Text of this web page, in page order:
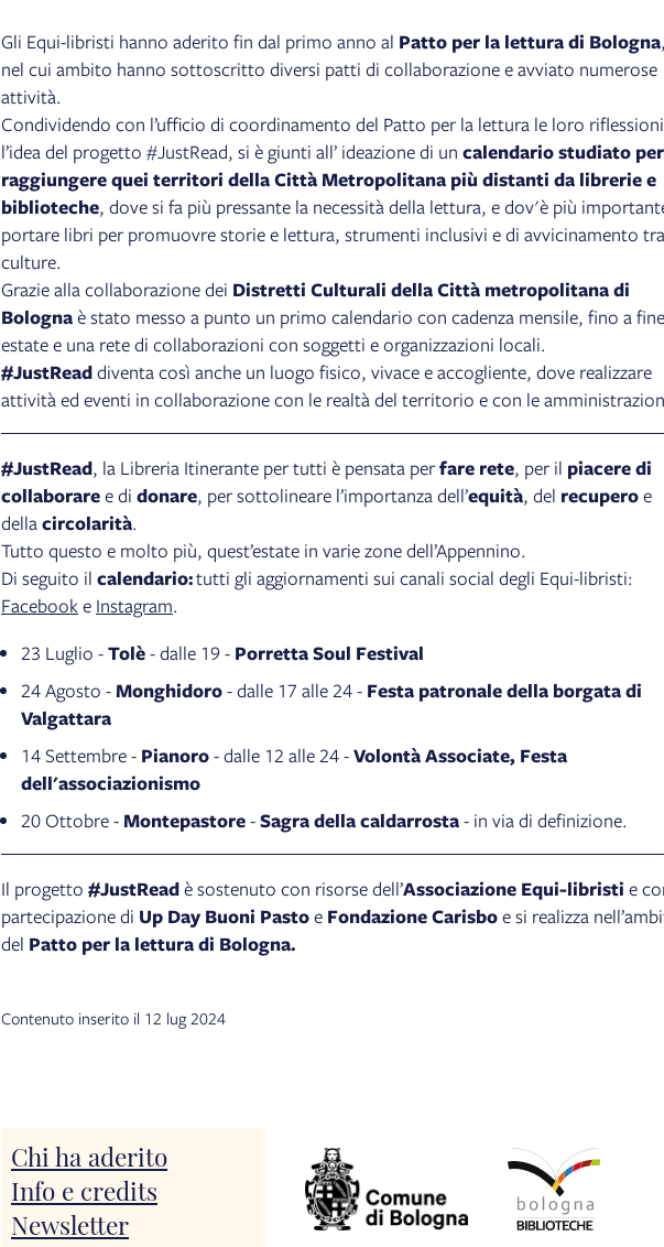
Gli Equi-libristi hanno aderito fin dal primo anno al Patto per la lettura di Bologna,
nel cui ambito hanno sottoscritto diversi patti di collaborazione e avviato numerose
attività.
Condividendo con l’ufficio di coordinamento del Patto per la lettura le loro
l’idea del progetto #JustRead, si è giunti all’ ideazione di un calendario studiato per
raggiungere quei territori della Città Metropolitana più distanti da librerie e
biblioteche, dove si fa più pressante la necessità della lettura, e dov'è più
portare libri per promuovre storie e lettura, strumenti inclusivi e di avvicinamento
culture.
Grazie alla collaborazione dei Distretti Culturali della Città metropolitana di
Bolognaè stato messo a punto un primo calendario con cadenza mensile, fino a fine
estate e una rete di collaborazioni con soggetti e organizzazioni locali.
#JustReaddiventa così anche un luogo fisico, vivace e accogliente, dove realizzare
attività ed eventi in collaborazione con le realtà del territorio e con le
#JustRead, la Libreria Itinerante per tutti è pensata perfare rete, per il piacere di
collaboraree di donare, per sottolineare l’importanza dell’equità, del recuperoe
dellacircolarità.
Tutto questo e molto più, quest’estate in varie zone dell’Appennino.
Di seguito il calendario:tutti gli aggiornamenti sui canali social degli Equi-libristi:
Facebooke Instagram.
23 Luglio -Tolè- dalle 19 - Porretta Soul Festival
24 Agosto - Monghidoro- dalle 17 alle 24 - Festa patronale della borgata di
Valgattara
14 Settembre - Pianoro- dalle 12 alle 24 -Volontà Associate, Festa
dell'associazionismo
20 Ottobre - Montepastore-Sagra della caldarrosta- in via di definizione.
Il progetto #JustReadè sostenuto con risorse dell’Associazione Equi-libristi e
partecipazione di Up Day Buoni Pastoe Fondazione Carisboe si realizza
del Patto per la lettura di Bologna.
Contenuto inserito il 12 lug 2024
Chi ha aderito
Info e credits
Newsletter